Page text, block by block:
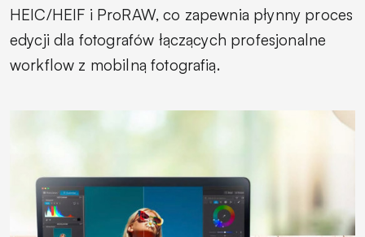
HEIC/HEIF i ProRAW, co zapewnia płynny proces
edycji dla fotografów łączących profesjonalne
workflow z mobilną fotografią.